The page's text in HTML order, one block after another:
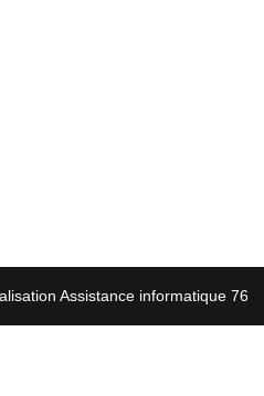
Assistance informatique 76